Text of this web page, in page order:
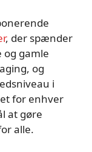
, der spænder
gamle
og
i
for enhver
at gøre
alle.